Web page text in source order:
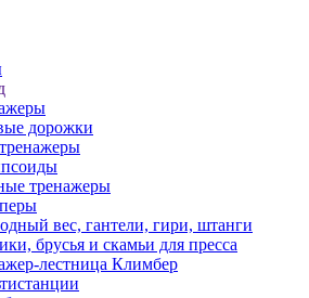
дорожки
тренажеры
вес, гантели, гири, штанги
брусья и скамьи для пресса
лестница Климбер